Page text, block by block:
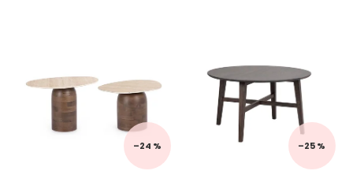
–24 % –25 %